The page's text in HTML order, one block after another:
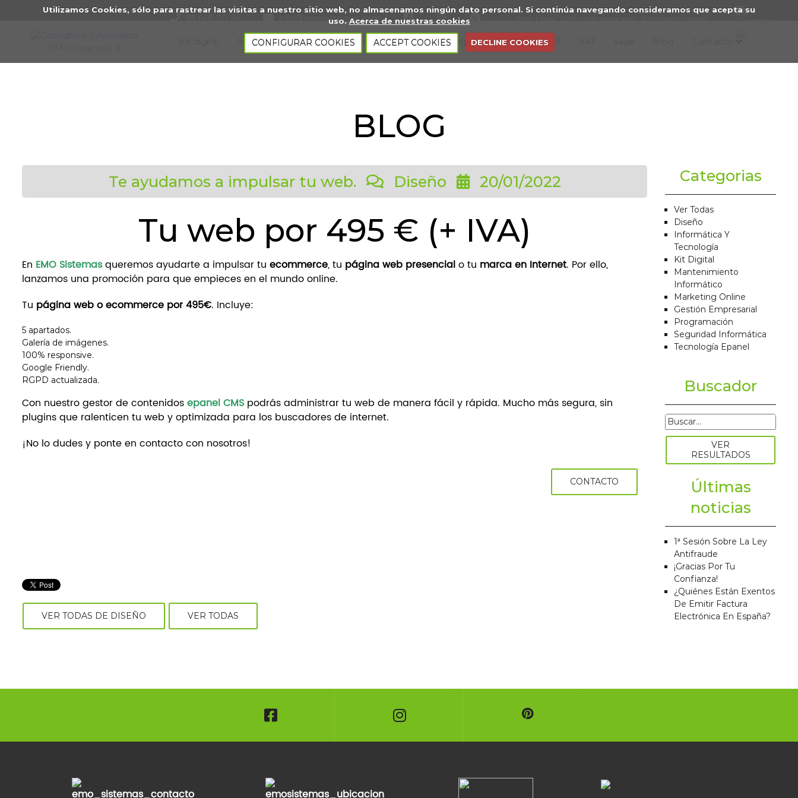
Utilizamos Cookies, sólo para rastrear las visitas a nuestro sitio web, no almacenamos ningún dato personal. Si continúa navegando consideramos que acepta su
uso. Acerca de nuestras cookies
CONFIGURAR COOKIES ACCEPT COOKIES DECLINE COOKIES
info@emosistemas.com
Sobre nosotros Páginas web Marketing digital Servicios IT
BLOG
Te ayudamos a impulsar tu web. Diseño 20/01/2022
Tu web por 495 € (+ IVA)
En EMO Sistemasqueremos ayudarte a impulsar tu ecommerce, tu página web presencialo tu marca en Internet. Por ello,
lanzamos una promoción para que empieces en el mundo online.
Tu página web o ecommerce por 495€. Incluye:
5 apartados.
Galería de imágenes.
100% responsive.
Google Friendly.
RGPD actualizada.
Con nuestro gestor de contenidosepanel CMS podrás administrar tu web de manera fácil y rápida. Mucho más segura, sin
plugins que ralenticen tu web y optimizada para los buscadores de internet.
¡No lo dudes y ponte en contacto con nosotros!
CONTACTO
VER TODAS DE DISEÑO VER TODAS
Categorias
Ver Todas
Diseño
Informática Y
Tecnología
Kit Digital
Mantenimiento
Informático
Marketing Online
Gestión Empresarial
Programación
Seguridad Informática
Tecnología Epanel
Buscador
Últimas
noticias
1ª Sesión Sobre La Ley
Antifraude
¡gracias Por Tu
Confianza!
¿quiénes Están Exentos
De Emitir Factura
Electrónica En España?